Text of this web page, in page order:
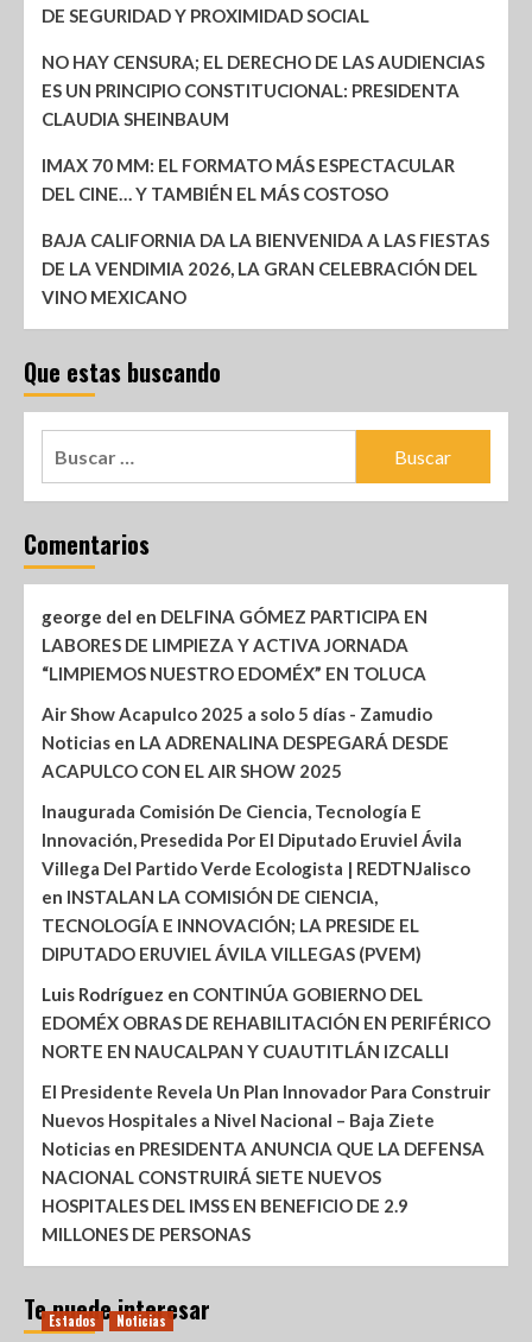
DE SEGURIDAD Y PROXIMIDAD SOCIAL
NO HAY CENSURA; EL DERECHO DE LAS AUDIENCIAS
ES UN PRINCIPIO CONSTITUCIONAL: PRESIDENTA
CLAUDIA SHEINBAUM
IMAX 70 MM: EL FORMATO MÁS ESPECTACULAR
DEL CINE… Y TAMBIÉN EL MÁS COSTOSO
BAJA CALIFORNIA DA LA BIENVENIDA A LAS FIESTAS
DE LA VENDIMIA 2026, LA GRAN CELEBRACIÓN DEL
VINO MEXICANO
Que estas buscando
Comentarios
george del en DELFINA GÓMEZ PARTICIPA EN
LABORES DE LIMPIEZA Y ACTIVA JORNADA
“LIMPIEMOS NUESTRO EDOMÉX” EN TOLUCA
Air Show Acapulco 2025 a solo 5 días - Zamudio
Noticias en LA ADRENALINA DESPEGARÁ DESDE
ACAPULCO CON EL AIR SHOW 2025
Inaugurada Comisión De Ciencia, Tecnología E
Innovación, Presedida Por El Diputado Eruviel Ávila
Villega Del Partido Verde Ecologista | REDTNJalisco
en INSTALAN LA COMISIÓN DE CIENCIA,
TECNOLOGÍA E INNOVACIÓN; LA PRESIDE EL
DIPUTADO ERUVIEL ÁVILA VILLEGAS (PVEM)
Luis Rodríguez en CONTINÚA GOBIERNO DEL
EDOMÉX OBRAS DE REHABILITACIÓN EN PERIFÉRICO
NORTE EN NAUCALPAN Y CUAUTITLÁN IZCALLI
El Presidente Revela Un Plan Innovador Para Construir
Nuevos Hospitales a Nivel Nacional – Baja Ziete
Noticias en PRESIDENTA ANUNCIA QUE LA DEFENSA
NACIONAL CONSTRUIRÁ SIETE NUEVOS
HOSPITALES DEL IMSS EN BENEFICIO DE 2.9
MILLONES DE PERSONAS
Te puede interesar
Estados Noticias